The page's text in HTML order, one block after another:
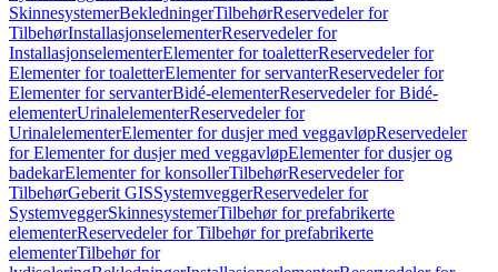
SkinnesystemerBekledningerTilbehørReservedeler for
TilbehørInstallasjonselementerReservedeler for
InstallasjonselementerElementer for toaletterReservedeler for
Elementer for toaletterElementer for servanterReservedeler for
Elementer for servanterBidé-elementerReservedeler for Bidé-
elementerUrinalelementerReservedeler for
UrinalelementerElementer for dusjer med veggavløpReservedeler
for Elementer for dusjer med veggavløpElementer for dusjer og
badekarElementer for konsollerTilbehørReservedeler for
TilbehørGeberit GISSystemveggerReservedeler for
SystemveggerSkinnesystemerTilbehør for prefabrikerte
elementerReservedeler for Tilbehør for prefabrikerte
elementerTilbehør for